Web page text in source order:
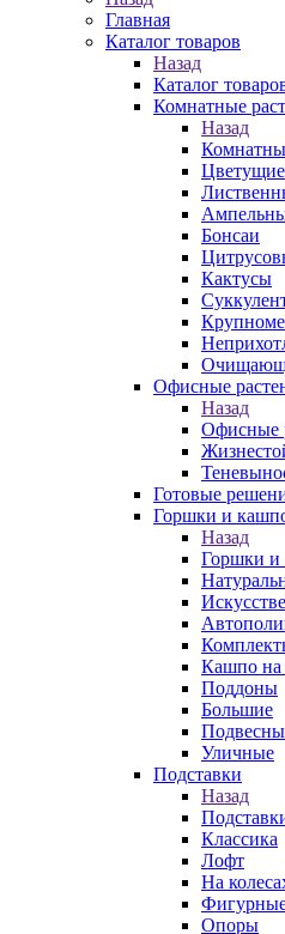
Главная
Каталог товаров
Назад
Каталог
Комнатные
Назад
Цветущие
Бонсаи
Кактусы
Офисные
Назад
Офисные
Готовые
Горшки и
Назад
Горшки и
Кашпо на
Поддоны
Большие
Уличные
Подставки
Назад
Классика
Лофт
На
Опоры